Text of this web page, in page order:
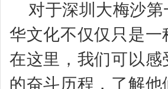
对于深圳大梅沙
华文化不仅仅只是
在这里，我们可以
的奋斗历程，了解